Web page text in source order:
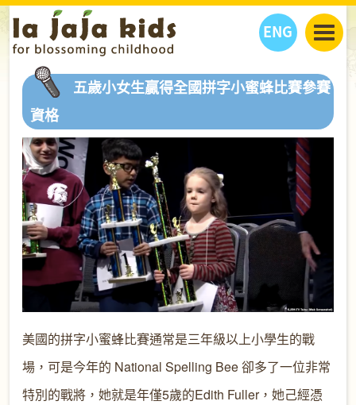
ENG
丫丫看天下
教學活動
人物專題
丫丫活動
親子好去處
丫丫之選
健康生活館
學習成長路
關於我們
我們的故事
聯絡
丫丫夥伴 + 友情連接
購物
五歲小女生贏得全國拼字小蜜蜂比賽參賽
資格
美國的拼字小蜜蜂比賽通常是三年級以上小學生的戰
場，可是今年的 National Spelling Bee 卻多了一位非常
特別的戰將，她就是年僅5歲的Edith Fuller，她己經憑